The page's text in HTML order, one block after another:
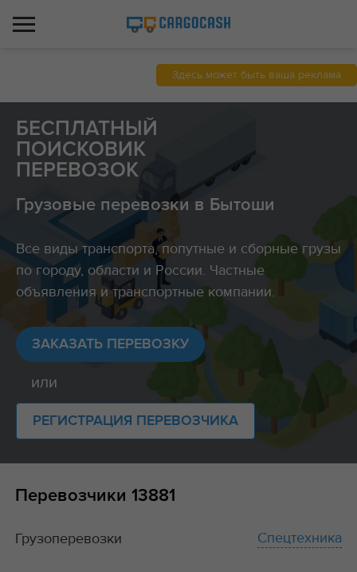
Здесь может быть ваша реклама
БЕСПЛАТНЫЙ
ПОИСКОВИК
ПЕРЕВОЗОК
Грузовые перевозки в Бытоши
Все виды транспорта, попутные и сборные грузы
по городу, области и России. Частные
объявления и транспортные компании.
ЗАКАЗАТЬ ПЕРЕВОЗКУ
или
РЕГИСТРАЦИЯ ПЕРЕВОЗЧИКА
Перевозчики 13881
Грузоперевозки Спецтехника